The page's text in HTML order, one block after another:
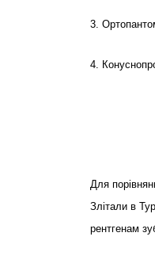
3.
4.
Для
Злітали в
рентгенам